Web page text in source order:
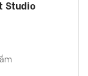
Studio